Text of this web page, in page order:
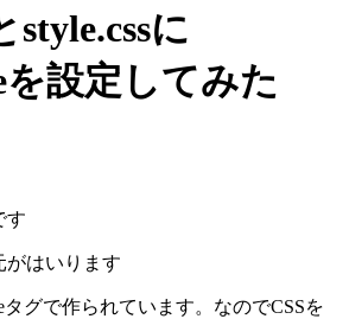
style.cssに
設定してみた
す
がはいります
タグで作られています。なのでCSSを